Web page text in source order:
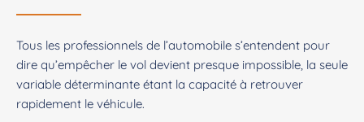
Tous les professionnels de l’automobile s’entendent pour
dire qu’empêcher le vol devient presque impossible, la seule
variable déterminante étant la capacité à retrouver
rapidement le véhicule.